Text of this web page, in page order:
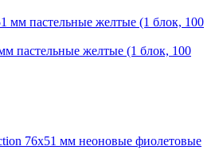
пастельные желтые (1 блок, 100